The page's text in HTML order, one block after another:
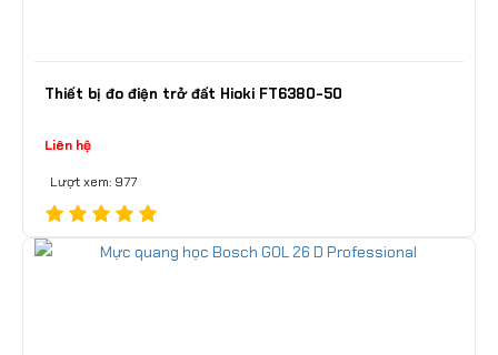
Thiết bị đo điện trở đất Hioki FT6380-50
Liên hệ
Lượt xem: 977